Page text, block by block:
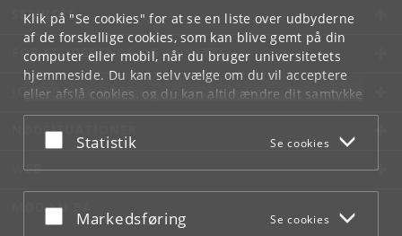
Klik på "Se cookies" for at se en liste over udbyderne
af de forskellige cookies, som kan blive gemt på din
computer eller mobil, når du bruger universitetets
hjemmeside. Du kan selv vælge om du vil acceptere
eller afslå cookies, og du kan altid ændre dit samtykke
underCookie- og privatlivspolitiksom du finder i
bunden af hver side.
Acceptér eller afslå
Statistik Se cookies
Acceptér eller afslå
Markedsføring Se cookies
SERVICES
FOR STUDERENDE OG ANSATTE
JOB OG KARRIERE
NØDSITUATIONER
WEB
MØD KU PÅ